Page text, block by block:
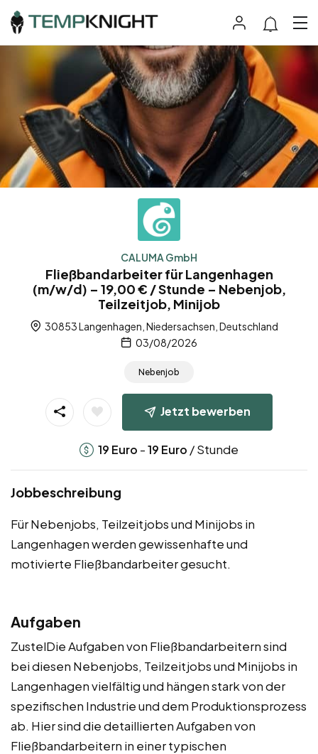
CALUMA GmbH
Fließbandarbeiter für Langenhagen
(m/w/d) – 19,00 € / Stunde – Nebenjob,
Teilzeitjob, Minijob
30853 Langenhagen, Niedersachsen, Deutschland
03/08/2026
Nebenjob
Jetzt bewerben
19 Euro -19 Euro / Stunde
Jobbeschreibung
Für Nebenjobs, Teilzeitjobs und Minijobs in
Langenhagen werden gewissenhafte und
motivierte Fließbandarbeiter gesucht.
Aufgaben
ZustelDie Aufgaben von Fließbandarbeitern sind
bei diesen Nebenjobs, Teilzeitjobs und Minijobs in
Langenhagen vielfältig und hängen stark von der
spezifischen Industrie und dem Produktionsprozess
ab. Hier sind die detaillierten Aufgaben von
Fließbandarbeitern in einer typischen